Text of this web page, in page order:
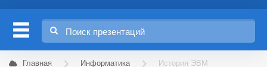
Главная Информатика История ЭВМ